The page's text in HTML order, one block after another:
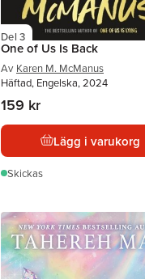
Del 3
One of Us Is Back
Av Karen M. McManus
Häftad, Engelska, 2024
159 kr
Lägg i varukorg
Skickas